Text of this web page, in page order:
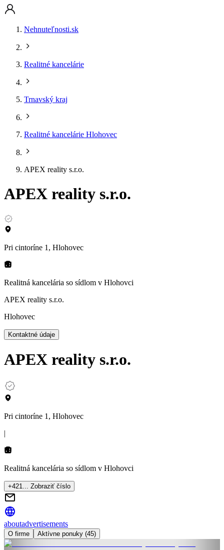
Nehnuteľnosti.sk
Realitné kancelárie
Trnavský kraj
Realitné kancelárie Hlohovec
APEX reality s.r.o.
APEX reality s.r.o.
Pri cintoríne 1, Hlohovec
Realitná kancelária so sídlom v Hlohovci
APEX reality s.r.o.
Hlohovec
Kontaktné údaje
APEX reality s.r.o.
Pri cintoríne 1, Hlohovec
|
Realitná kancelária so sídlom v Hlohovci
+421... Zobraziť číslo
aboutadvertisements
O firme Aktívne ponuky (45)